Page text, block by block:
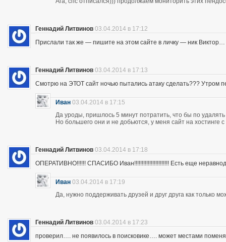
Геннадий Литвинов 03.04.2014 в 17:12
Прислали так же — пишите на этом сайте в личку — ник Виктор…
Геннадий Литвинов 03.04.2014 в 17:13
Смотрю на ЭТОТ сайт ночью пытались атаку сделать??? Утром
Иван 03.04.2014 в 17:15
Да уроды, пришлось 5 минут потратить, что бы по
Но большего они и не добьются, у меня сайт на хостинге
Геннадий Литвинов 03.04.2014 в 17:18
ОПЕРАТИВНО!!!!!! СПАСИБО Иван!!!!!!!!!!!!!!!!!!!!!!! Есть еще
Иван 03.04.2014 в 17:19
Да, нужно поддерживать друзей и друг друга как только
Геннадий Литвинов 03.04.2014 в 17:23
проверил…. не появилось в поисковике…. может местами